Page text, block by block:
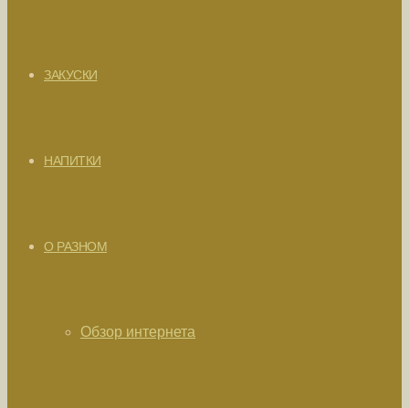
ЗАКУСКИ
НАПИТКИ
О РАЗНОМ
Обзор интернета